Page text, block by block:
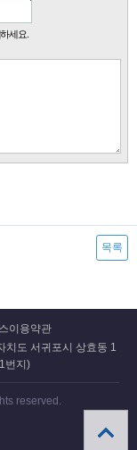
세요.
목록
이용약관
도 서귀포시 상효동 1
번지)
reserved.